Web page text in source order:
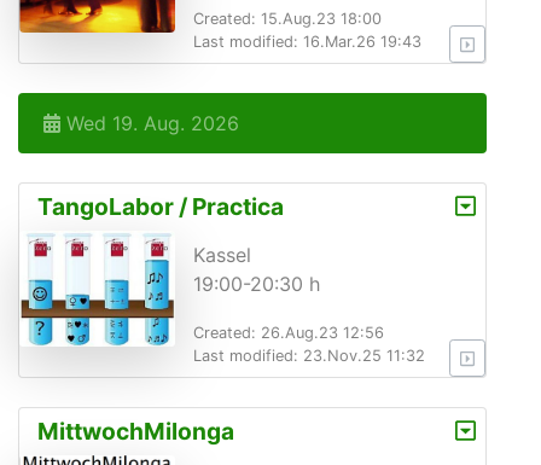
Created: 15.Aug.23 18:00
Last modified: 16.Mar.26 19:43
Wed 19. Aug. 2026
TangoLabor / Practica
Kassel
19:00-20:30 h
Created: 26.Aug.23 12:56
Last modified: 23.Nov.25 11:32
MittwochMilonga